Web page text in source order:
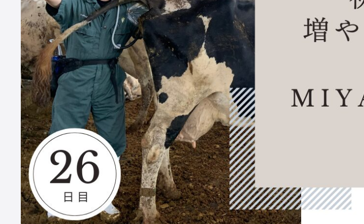
ジャパン合同
ABOUT US
株式会社デーリィジャパン社は、酪農総合情報
誌『Dairy Japan』をはじめとする酪農家のた
めの出版会社。
酪農がますます面白くなり、酪農場がどんどん
魅力的になっていく―そのための酪農専門誌を
出版しています。
広告掲載についてプライバシーポリシー運営会社